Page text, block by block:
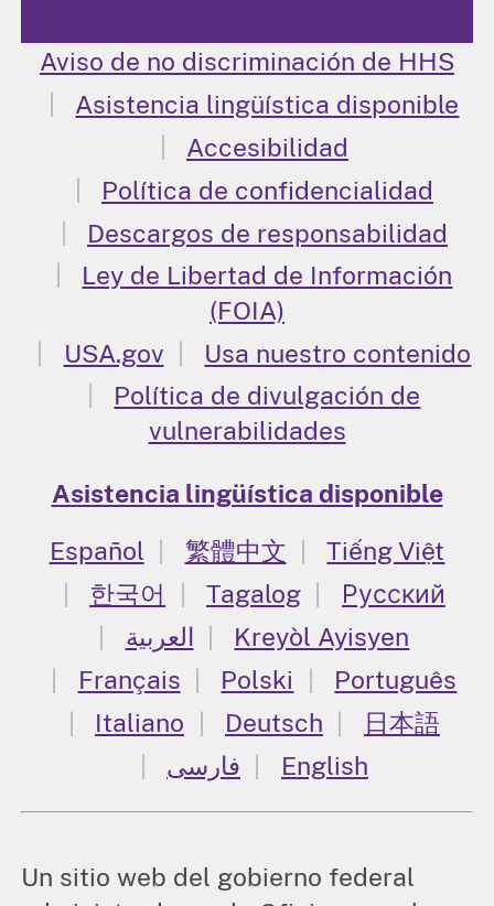
Aviso de no discriminación de HHS
Asistencia lingüística disponible
Accesibilidad
Política de confidencialidad
Descargos de responsabilidad
Ley de Libertad de Información
(FOIA)
USA.gov
Usa nuestro contenido
Política de divulgación de
vulnerabilidades
Asistencia lingüística disponible
Español
繁體中文
Tiếng Việt
한국어
Tagalog
Русский
العربية
Kreyòl Ayisyen
Français
Polski
Português
Italiano
Deutsch
日本語
فارسی
English
Un sitio web del gobierno federal